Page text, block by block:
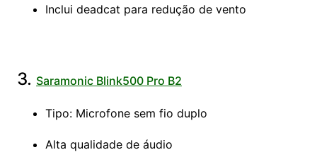
Inclui deadcat para redução de vento
3. Saramonic Blink500 Pro B2
Tipo: Microfone sem fio duplo
Alta qualidade de áudio